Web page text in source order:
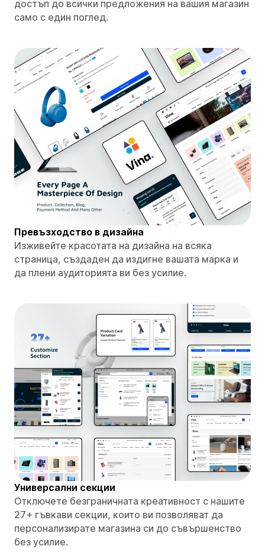
достъп до всички предложения на вашия магазин
само с един поглед.
Превъзходство в дизайна
Изживейте красотата на дизайна на всяка
страница, създаден да издигне вашата марка и
да плени аудиторията ви без усилие.
Универсални секции
Отключете безграничната креативност с нашите
27+ гъвкави секции, които ви позволяват да
персонализирате магазина си до съвършенство
без усилие.